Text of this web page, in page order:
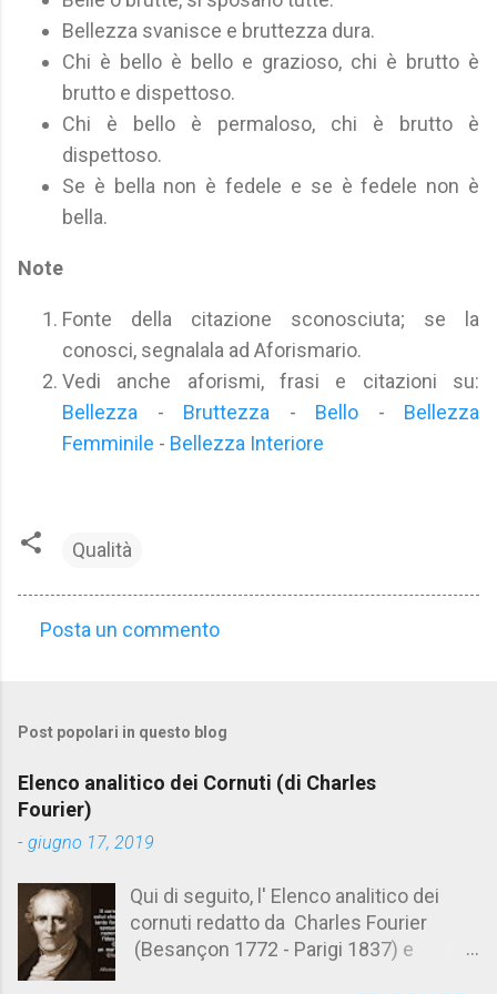
Bellezza svanisce e bruttezza dura.
Chi è bello è bello e grazioso, chi è brutto è
brutto e dispettoso.
Chi è bello è permaloso, chi è brutto è
dispettoso.
Se è bella non è fedele e se è fedele non è
bella.
Note
Fonte della citazione sconosciuta; se la
conosci, segnalala ad Aforismario.
Vedi anche aforismi, frasi e citazioni su:
Bellezza - Bruttezza - Bello - Bellezza
Femminile - Bellezza Interiore
Qualità
m
e
n
t
Posta un commento
Post popolari in questo blog
Elenco analitico dei Cornuti (di Charles
Fourier)
- giugno 17, 2019
Qui di seguito, l' Elenco analitico dei
cornuti redatto da Charles Fourier
(Besançon 1772 - Parigi 1837) e